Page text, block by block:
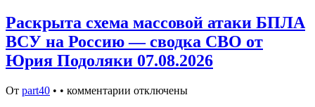
Раскрыта схема массовой атаки БПЛА
ВСУ на Россию — сводка СВО от
Юрия Подоляки 07.08.2026
От part40 • • комментарии отключены